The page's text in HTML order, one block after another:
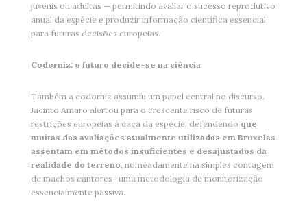
juvenis ou adultas — permitindo avaliar o sucesso reprodutivo
anual da espécie e produzir informação científica essencial
para futuras decisões europeias.
Codorniz: o futuro decide-se na ciência
Também a codorniz assumiu um papel central no discurso.
Jacinto Amaro alertou para o crescente risco de futuras
restrições europeias à caça da espécie, defendendo que
muitas das avaliações atualmente utilizadas em Bruxelas
assentam em métodos insuficientes e desajustados da
realidade do terreno, nomeadamente na simples contagem
de machos cantores- uma metodologia de monitorização
essencialmente passiva.